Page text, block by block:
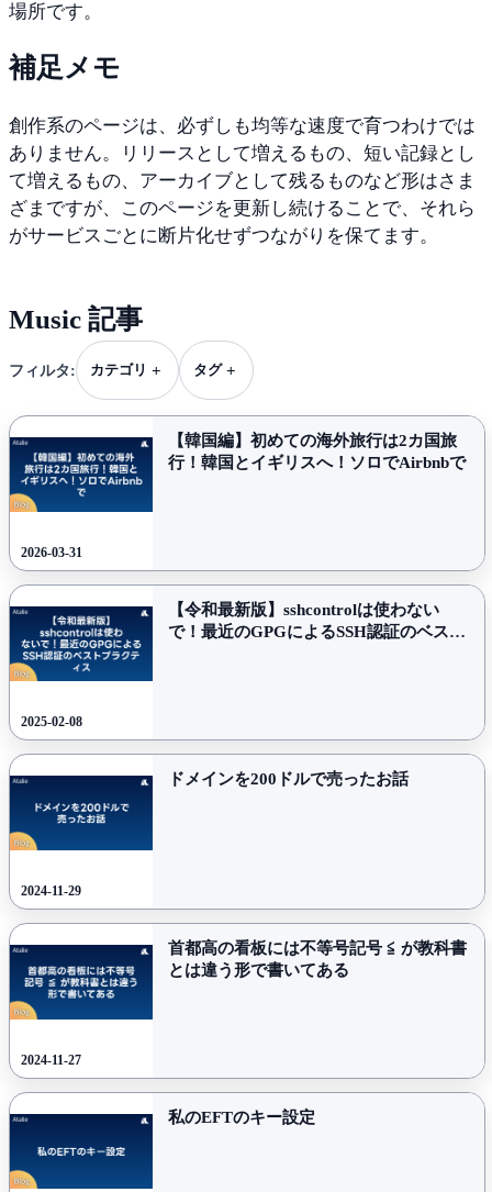
場所です。
補足メモ
創作系のページは、 必ずしも均等な速度で育つわけでは
ありま せん。 リリース として増える もの、 短い記録とし
て増える もの、 アーカイブ として残る ものなど形はさま
ざま ですが、 このページを更新し続ける ことで、 それら
がサービス ごとに断片化せずつながりを保て ます。
Music 記事
フィルタ: カテゴリ + タグ +
2026-03-31
【韓国編】 初めての海外旅行は2カ国旅
行！ 韓国とイギリスへ！ ソロでAirbnbで
2025-02-08
【令和最新版】 sshcontrolは使わない
で！ 最近のGPGによるSSH認証のベスト
2024-11-29
ドメインを200 ドルで売ったお話
2024-11-27
首都高の看板には不等号記号 ≦ が教科書
とは違う形で書いてある
私のEFTのキー設定